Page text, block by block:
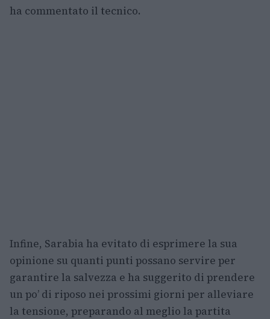
ha commentato il tecnico.
Infine, Sarabia ha evitato di esprimere la sua
opinione su quanti punti possano servire per
garantire la salvezza e ha suggerito di prendere
un po’ di riposo nei prossimi giorni per alleviare
la tensione, preparando al meglio la partita